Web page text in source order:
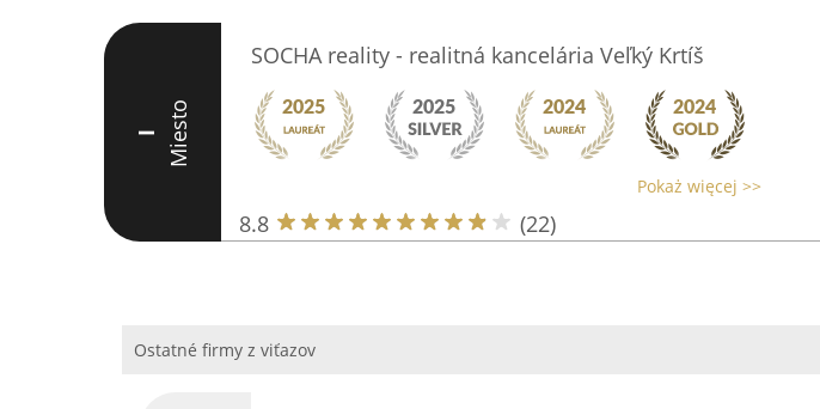
I Miesto
SOCHA reality - realitná kancelária Veľký Krtíš
Pokaż więcej >>
8.8 (22)
Ostatné firmy z viťazov